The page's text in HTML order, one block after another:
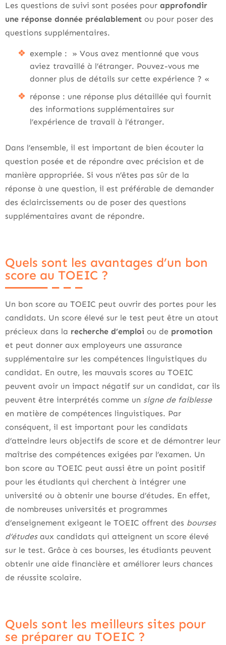
Les questions de suivi sont posées pour approfondir
une réponse donnée préalablement ou pour poser des
questions supplémentaires.
exemple : » Vous avez mentionné que vous
aviez travaillé à l’étranger. Pouvez-vous me
donner plus de détails sur cette expérience ? «
réponse : une réponse plus détaillée qui fournit
des informations supplémentaires sur
l’expérience de travail à l’étranger.
Dans l’ensemble, il est important de bien écouter la
question posée et de répondre avec précision et de
manière appropriée. Si vous n’êtes pas sûr de la
réponse à une question, il est préférable de demander
des éclaircissements ou de poser des questions
supplémentaires avant de répondre.
Quels sont les avantages d’un bon
score au TOEIC ?
Un bon score au TOEIC peut ouvrir des portes pour les
candidats. Un score élevé sur le test peut être un atout
précieux dans la recherche d’emploi ou de promotion
et peut donner aux employeurs une assurance
supplémentaire sur les compétences linguistiques du
candidat. En outre, les mauvais scores au TOEIC
peuvent avoir un impact négatif sur un candidat, car ils
peuvent être interprétés comme un signe de faiblesse
en matière de compétences linguistiques. Par
conséquent, il est important pour les candidats
d’atteindre leurs objectifs de score et de démontrer leur
maîtrise des compétences exigées par l’examen. Un
bon score au TOEIC peut aussi être un point positif
pour les étudiants qui cherchent à intégrer une
université ou à obtenir une bourse d’études. En effet,
de nombreuses universités et programmes
d’enseignement exigeant le TOEIC offrent des bourses
d’étudesaux candidats qui atteignent un score élevé
sur le test. Grâce à ces bourses, les étudiants peuvent
obtenir une aide financière et améliorer leurs chances
de réussite scolaire.
Quels sont les meilleurs sites pour
se préparer au TOEIC ?